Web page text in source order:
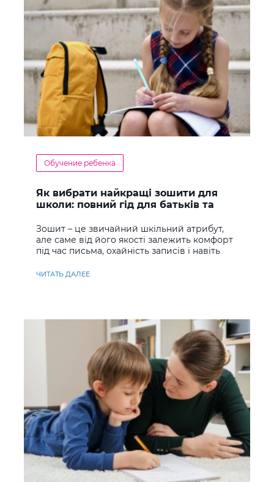
Обучение ребенка
Як вибрати найкращі зошити для
школи: повний гід для батьків та
Зошит – це звичайний шкільний атрибут,
але саме від його якості залежить комфорт
під час письма, охайність записів і навіть
ЧИТАТЬ ДАЛЕЕ